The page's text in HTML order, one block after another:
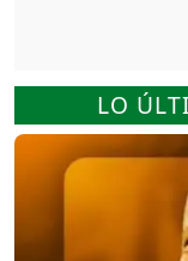
LO